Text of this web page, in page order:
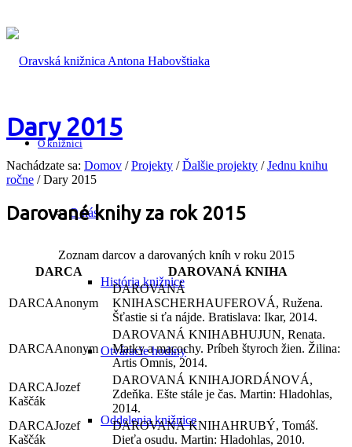
O knižnici
O nás
História knižnice
Otváracie hodiny
Oddelenia knižnice
Dary 2015
Nachádzate sa: Domov / Projekty / Ďalšie projekty / Jednu knihu
ročne / Dary 2015
Darované knihy za rok 2015
Zoznam darcov a darovaných kníh v roku 2015
DARCA
DAROVANÁ KNIHA
Anonym
SCHERHAUFEROVÁ, Ružena.
Šťastie si ťa nájde. Bratislava: Ikar, 2014.
Anonym
BHUJUN, Renata.
Matky a macochy. Príbeh štyroch žien. Žilina:
Artis Omnis, 2014.
Jozef
Kaščák
JORDÁNOVÁ,
Zdeňka. Ešte stále je čas. Martin: Hladohlas,
2014.
Jozef
Kaščák
HRUBÝ, Tomáš.
Dieťa osudu. Martin: Hladohlas, 2010.